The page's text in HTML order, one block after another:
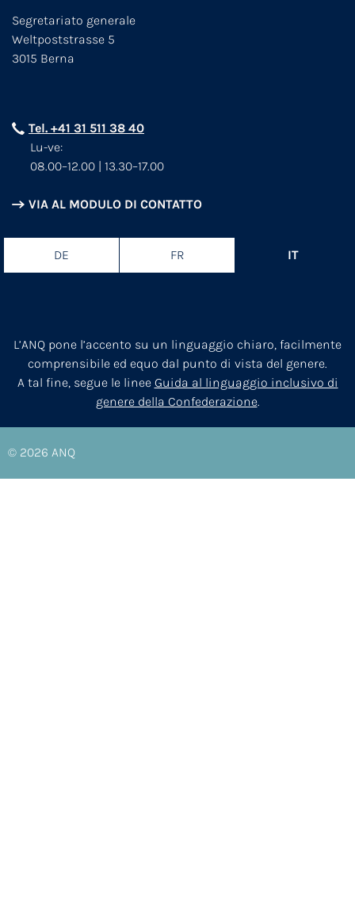
Segretariato generale
Weltpoststrasse 5
3015 Berna
Tel. +41 31 511 38 40
Lu-ve:
08.00–12.00 | 13.30–17.00
VIA AL MODULO DI CONTATTO
DE FR IT
L’ANQ pone l’accento su un linguaggio chiaro, facilmente
comprensibile ed equo dal punto di vista del genere.
A tal fine, segue le linee Guida al linguaggio inclusivo di
genere della Confederazione.
© 2026 ANQ